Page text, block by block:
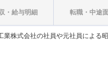
・給与明細 転職・中途
株式会社の社員や元社員によ